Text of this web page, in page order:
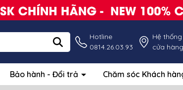
Hotline
0814.26.03.93
Hệ thống
cửa hàng
Bảo hành - Đổi trả Chăm sóc Khách